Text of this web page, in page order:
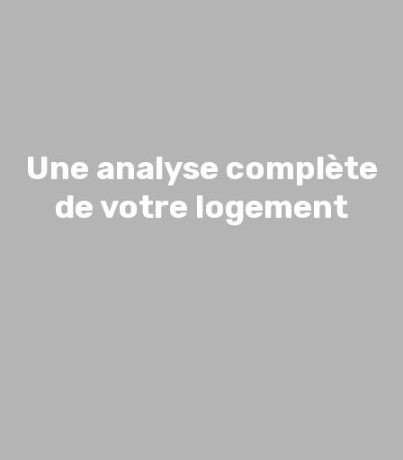
Une analyse complète
de votre logement